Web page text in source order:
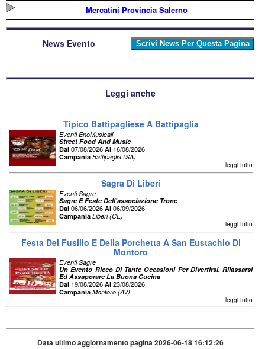
Mercatini Provincia Salerno
News Evento
Leggi anche
Tipico Battipagliese A Battipaglia
Eventi EnoMusicali
Street Food And Music
Dal 07/08/2026 Al 16/08/2026
Campania Battipaglia (SA)
leggi tutto
Sagra Di Liberi
Eventi Sagre
Sagre E Feste Dell'associazione Trone
Dal 06/06/2026 Al 06/09/2026
Campania Liberi (CE)
leggi tutto
Festa Del Fusillo E Della Porchetta A San Eustachio Di
Montoro
Eventi Sagre
Un Evento Ricco Di Tante Occasioni Per Divertirsi, Rilassarsi
Ed Assaporare La Buona Cucina
Dal 19/08/2026 Al 23/08/2026
Campania Montoro (AV)
leggi tutto
Data ultimo aggiornamento pagina 2026-06-18 16:12:26